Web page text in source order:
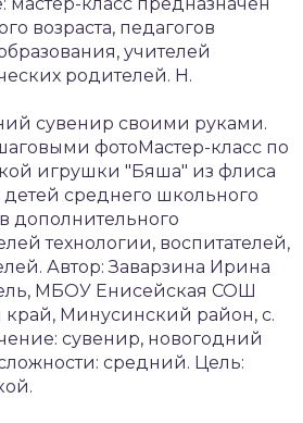
возраста, педагогов
учителей
родителей. Н.
сувенир своими руками.
фотоМастер-класс по
игрушки "Бяша" из флиса
среднего школьного
дополнительного
технологии, воспитателей,
Автор: Заварзина Ирина
МБОУ Енисейская СОШ
Минусинский район, с.
сувенир, новогодний
средний. Цель: